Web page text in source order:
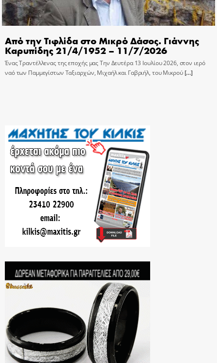
Από την Τιφλίδα στο Μικρό Δάσος. Γιάννης
Καρυπίδης 21/4/1952 – 11/7/2026
Ένας Τραντέλλενας της εποχής μας Την Δευτέρα 13 Ιουλίου 2026, στον ιερό
ναό των Παμμεγίστων Ταξιαρχών, Μιχαήλ και Γαβριήλ, του Μικρού[…]